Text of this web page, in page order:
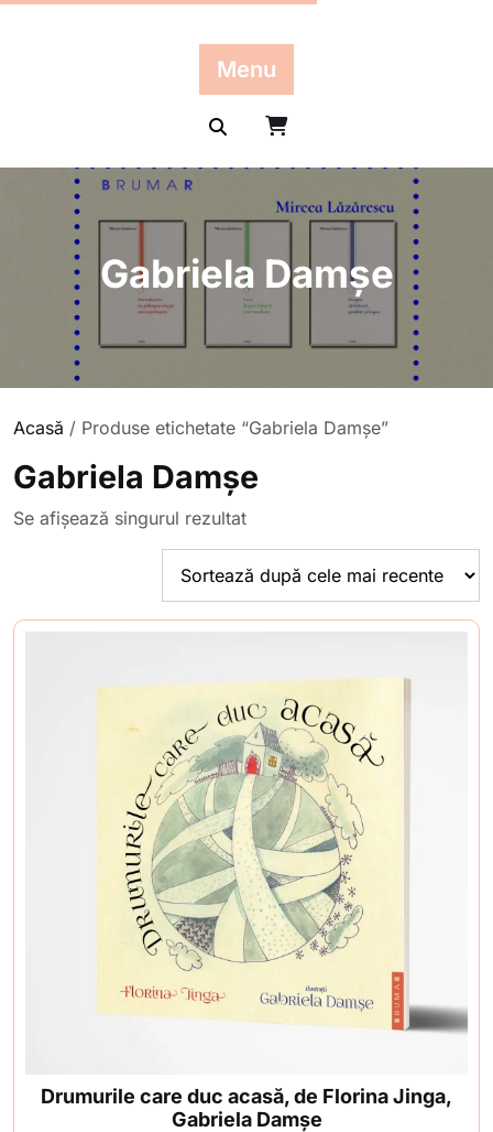
Menu
Gabriela Damșe
Acasă / Produse etichetate “Gabriela Damșe”
Gabriela Damșe
Se afișează singurul rezultat
Drumurile care duc acasă, de Florina Jinga,
Gabriela Damșe